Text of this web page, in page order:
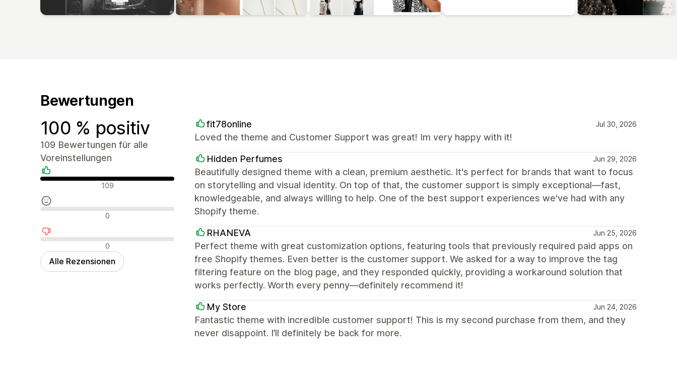
Bewertungen
100 % positiv
109 Bewertungen für alle
Voreinstellungen
Positive Bewertungen
109
Neutrale Bewertungen
0
Negative Bewertungen
0
Alle Rezensionen
fit78online Jul 30, 2026
Loved the theme and Customer Support was great! Im very happy with it!
Hidden Perfumes Jun 29, 2026
Beautifully designed theme with a clean, premium aesthetic. It's perfect for brands that want to focus
on storytelling and visual identity. On top of that, the customer support is simply exceptional—fast,
knowledgeable, and always willing to help. One of the best support experiences we've had with any
Shopify theme.
RHANEVA Jun 25, 2026
Perfect theme with great customization options, featuring tools that previously required paid apps on
free Shopify themes. Even better is the customer support. We asked for a way to improve the tag
filtering feature on the blog page, and they responded quickly, providing a workaround solution that
works perfectly. Worth every penny—definitely recommend it!
My Store Jun 24, 2026
Fantastic theme with incredible customer support! This is my second purchase from them, and they
never disappoint. I’ll definitely be back for more.